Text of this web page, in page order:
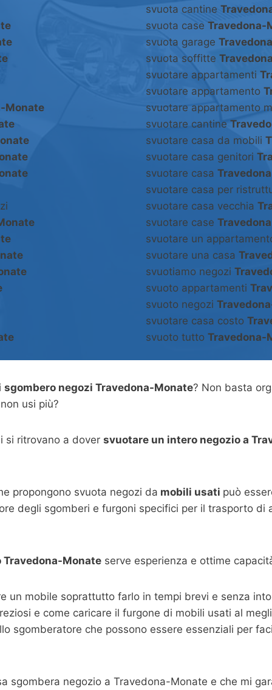
Monate
svuota cantine
svuota case Travedona-
svuota garage
svuota soffitte
svuotare appartamenti
svuotare appartamento
svuotare appartamento
svuotare cantine
svuotare casa da mobili
svuotare casa genitori
svuotare casa
svuotare casa per
svuotare casa vecchia
svuotare case
svuotare un
svuotare una casa
svuotiamo negozi
svuoto appartamenti
svuoto negozi
svuotare casa costo
svuoto tutto Travedona-
sgombero negozi Travedona-Monate? Non basta
usi più?
si ritrovano a dover svuotare un intero negozio a
propongono svuota negozi da mobili usati può
degli sgomberi e furgoni specifici per il trasporto di
Travedona-Monate serve esperienza e ottime
un mobile soprattutto farlo in tempi brevi e senza
e come caricare il furgone di mobili usati al
sgomberatore che possono essere essenziali per
sgombera negozio a Travedona-Monate e che mi